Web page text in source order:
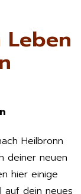
Heilbronn
deiner neuen
hier einige
auf dein neues